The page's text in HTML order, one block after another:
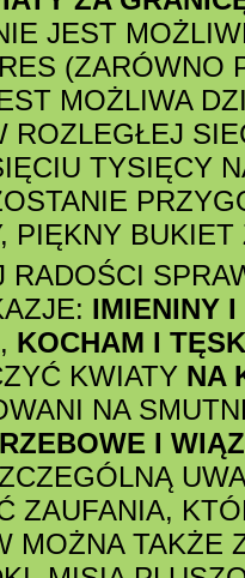
JEST
MOŻLIWA
ROZLEGŁEJ
TYSIĘCY
PIĘKNY
RADOŚCI
IMIENINY
, KOCHAM I
KWIATY NA
NA
I
ZAUFANIA,
MOŻNA TAKŻE